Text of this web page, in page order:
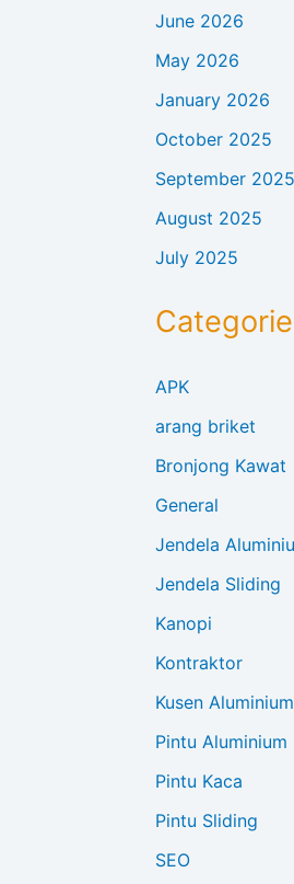
June 2026
May 2026
January 2026
October 2025
September 2025
August 2025
July 2025
APK
arang briket
Bronjong Kawat
General
Jendela
Jendela Sliding
Kanopi
Kontraktor
Kusen Aluminium
Pintu Aluminium
Pintu Kaca
Pintu Sliding
SEO